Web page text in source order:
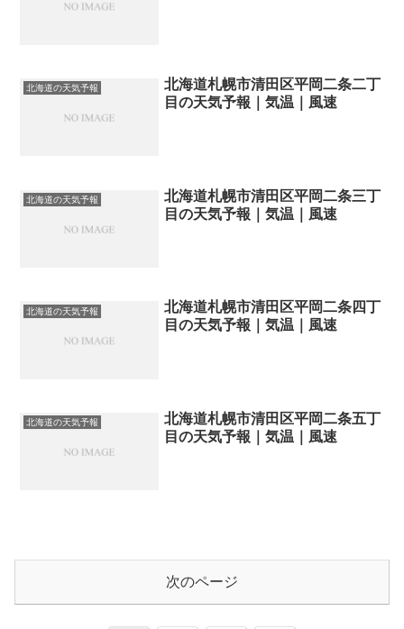
北海道の天気予報
北海道札幌市清田区平岡二条二丁
目の天気予報｜気温｜風速
北海道の天気予報
北海道札幌市清田区平岡二条三丁
目の天気予報｜気温｜風速
北海道の天気予報
北海道札幌市清田区平岡二条四丁
目の天気予報｜気温｜風速
北海道の天気予報
北海道札幌市清田区平岡二条五丁
目の天気予報｜気温｜風速
次のページ